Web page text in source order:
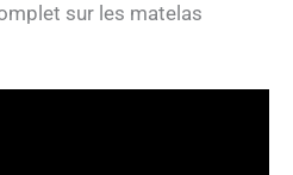
sur les matelas